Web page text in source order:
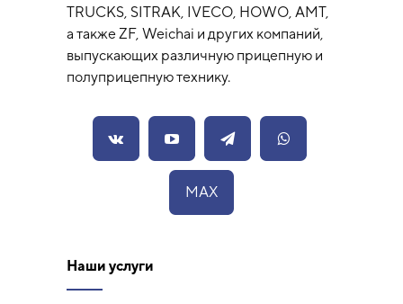
TRUCKS, SITRAK, IVECO, HOWO, AMT,
а также ZF, Weichai и других компаний,
выпускающих различную прицепную и
полуприцепную технику.
MAX
Наши услуги